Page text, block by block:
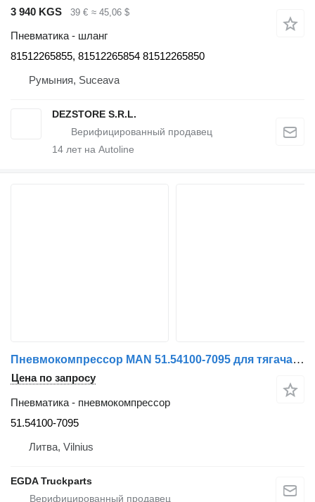
3 940 KGS
39 € ≈ 45,06 $
Пневматика - шланг
81512265855, 81512265854 81512265850
Румыния, Suceava
DEZSTORE S.R.L.
14 лет на Autoline
Пневмокомпрессор MAN 51.54100-7095 для тягача MAN
Цена по запросу
Пневматика - пневмокомпрессор
51.54100-7095
Литва, Vilnius
EGDA Truckparts